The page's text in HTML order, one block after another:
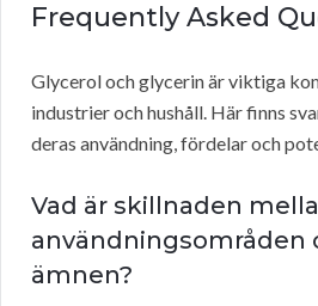
Frequently Asked
Glycerol och glycerin är viktiga
industrier och hushåll. Här finns
deras användning, fördelar och
Vad är skillnaden
användningsområden
ämnen?